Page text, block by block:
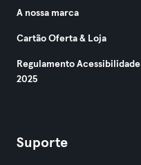
A nossa marca
Cartão Oferta & Loja
Regulamento Acessibilidade
2025
Suporte